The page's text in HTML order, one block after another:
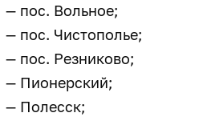
— пос. Вольное;
— пос. Чистополье;
— пос. Резниково;
— Пионерский;
— Полесск;